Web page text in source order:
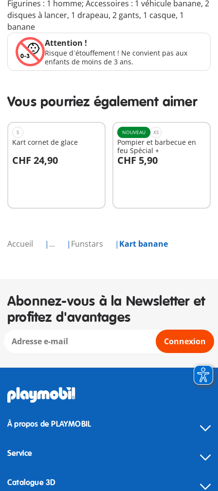
Accueil ... Funstars Kart banane
Figurines : 1 homme; Accessoires : 1 véhicule banane, 2
disques à lancer, 1 drapeau, 2 gants, 1 casque, 1
banane
Attention !
Risque d´étouffement ! Ne convient pas aux
enfants de moins de 3 ans.
Vous pourriez également aimer
S
Kart cornet de glace
CHF 24,90
Au panier
NOUVEAU XS
Pompier et barbecue en
feu Spécial +
CHF 5,90
Au panier
Abonnez-vous à la Newsletter et
profitez d'avantages
Connexion
À propos de PLAYMOBIL
Service
Catalogue 3D